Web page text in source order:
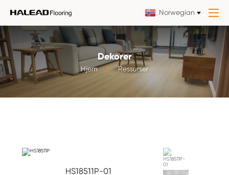
Norwegian
Dekorer
Hjem Ressurser
HS18511P-01